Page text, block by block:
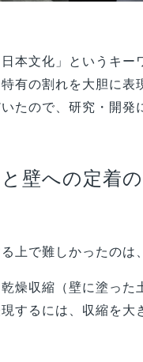
日本文化」というキー
有の割れを大胆に表
たので、研究・開発
壁への定着
上で難しかったのは
燥収縮（壁に塗っ
するには、収縮を大